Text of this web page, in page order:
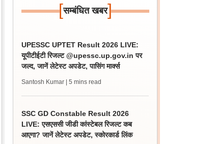
[सम्बंधित खबर]
UPESSC UPTET Result 2026 LIVE:
यूपीटीईटी रिजल्ट @upessc.up.gov.in पर
जल्द, जानें लेटेस्ट अपडेट, पासिंग मार्क्स
Santosh Kumar | 5 mins read
SSC GD Constable Result 2026
LIVE: एसएससी जीडी कांस्टेबल रिजल्ट कब
आएगा? जानें लेटेस्ट अपडेट, स्कोरकार्ड लिंक